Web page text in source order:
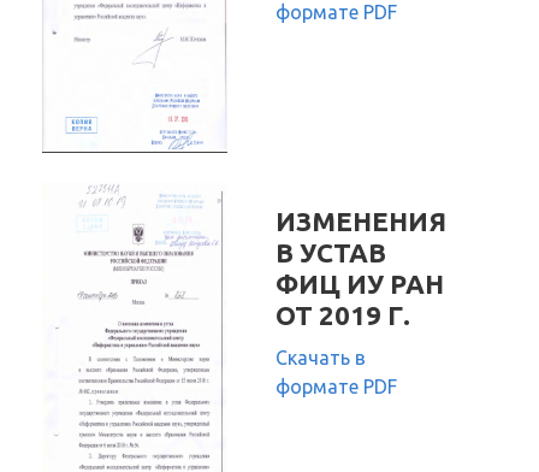
формате PDF
ИЗМЕНЕНИЯ
В УСТАВ
ФИЦ ИУ РАН
ОТ 2019 Г.
Скачать в
формате PDF